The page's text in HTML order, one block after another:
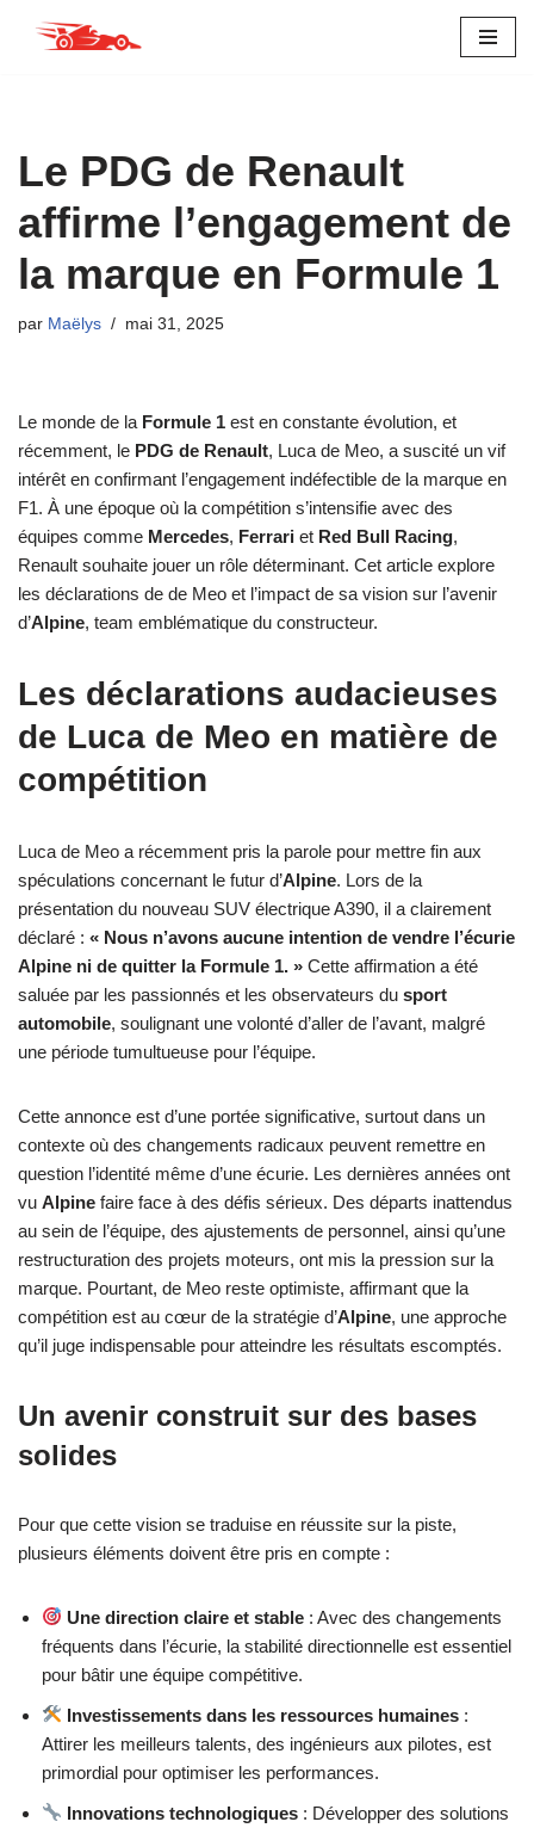
Le PDG de Renault
affirme l’engagement de
la marque en Formule 1
par Maëlys mai 31, 2025
Le monde de la Formule 1 est en constante évolution, et
récemment, le PDG de Renault, Luca de Meo, a suscité un vif
intérêt en confirmant l’engagement indéfectible de la marque en
F1. À une époque où la compétition s’intensifie avec des
équipes comme Mercedes, Ferrari et Red Bull Racing,
Renault souhaite jouer un rôle déterminant. Cet article explore
les déclarations de de Meo et l’impact de sa vision sur l’avenir
d’Alpine, team emblématique du constructeur.
Les déclarations audacieuses
de Luca de Meo en matière de
compétition
Luca de Meo a récemment pris la parole pour mettre fin aux
spéculations concernant le futur d’Alpine. Lors de la
présentation du nouveau SUV électrique A390, il a clairement
déclaré : « Nous n’avons aucune intention de vendre l’écurie
Alpine ni de quitter la Formule 1. » Cette affirmation a été
saluée par les passionnés et les observateurs du sport
automobile, soulignant une volonté d’aller de l’avant, malgré
une période tumultueuse pour l’équipe.
Cette annonce est d’une portée significative, surtout dans un
contexte où des changements radicaux peuvent remettre en
question l’identité même d’une écurie. Les dernières années ont
vu Alpine faire face à des défis sérieux. Des départs inattendus
au sein de l’équipe, des ajustements de personnel, ainsi qu’une
restructuration des projets moteurs, ont mis la pression sur la
marque. Pourtant, de Meo reste optimiste, affirmant que la
compétition est au cœur de la stratégie d’Alpine, une approche
qu’il juge indispensable pour atteindre les résultats escomptés.
Un avenir construit sur des bases
solides
Pour que cette vision se traduise en réussite sur la piste,
plusieurs éléments doivent être pris en compte :
Une direction claire et stable : Avec des changements
fréquents dans l’écurie, la stabilité directionnelle est essentiel
pour bâtir une équipe compétitive.
Investissements dans les ressources humaines :
Attirer les meilleurs talents, des ingénieurs aux pilotes, est
primordial pour optimiser les performances.
Innovations technologiques : Développer des solutions